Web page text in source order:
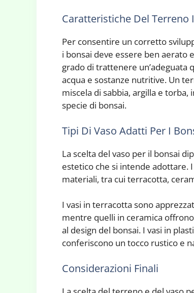
Caratteristiche Del Terreno
Per consentire un corretto
i bonsai deve essere ben aerato
grado di trattenere un’adeguata
acqua e sostanze nutritive. Un
miscela di sabbia, argilla e torba,
specie di bonsai.
Tipi Di Vaso Adatti Per I
La scelta del vaso per il bonsai
estetico che si intende adottare.
materiali, tra cui terracotta,
I vasi in terracotta sono
mentre quelli in ceramica
al design del bonsai. I vasi in
conferiscono un tocco rustico e
Considerazioni Finali